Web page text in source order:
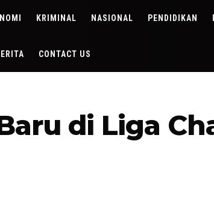
KRIMINAL NASIONAL PENDIDIKAN
CONTACT US
di Liga